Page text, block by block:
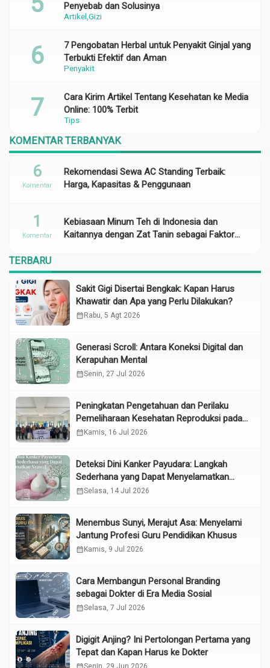
Artikel Gizi
Penyebab dan Solusinya
Penyakit
7 Pengobatan Herbal untuk Penyakit Ginjal yang
Terbukti Efektif dan Aman
Tips
Cara Kirim Artikel Tentang Kesehatan ke Media
Online: 100% Terbit
KOMENTAR TERBANYAK
Rekomendasi Sewa AC Standing Terbaik:
Harga, Kapasitas & Penggunaan
6
Komentar
Kebiasaan Minum Teh di Indonesia dan
Kaitannya dengan Zat Tanin sebagai Faktor
1
Komentar
TERBARU
Sakit Gigi Disertai Bengkak: Kapan Harus
Khawatir dan Apa yang Perlu Dilakukan?
calendar_month Rabu, 5 Agt 2026
Generasi Scroll: Antara Koneksi Digital dan
Kerapuhan Mental
calendar_monthSenin, 27 Jul 2026
Peningkatan Pengetahuan dan Perilaku
Pemeliharaan Kesehatan Reproduksi pada
Lansia melalui Edukasi dan Konseling di
calendar_month Kamis, 16 Jul 2026
Deteksi Dini Kanker Payudara: Langkah
Sederhana yang Dapat Menyelamatkan
Nyawa
calendar_monthSelasa, 14 Jul 2026
Menembus Sunyi, Merajut Asa: Menyelami
Jantung Profesi Guru Pendidikan Khusus
calendar_month Kamis, 9 Jul 2026
Cara Membangun Personal Branding
sebagai Dokter di Era Media Sosial
calendar_monthSelasa, 7 Jul 2026
Digigit Anjing? Ini Pertolongan Pertama yang
Tepat dan Kapan Harus ke Dokter
Senin, 29 Jun 2026